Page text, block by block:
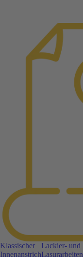
Klassischer
Innenanstrich
Lackier- und
Lasurarbeiten